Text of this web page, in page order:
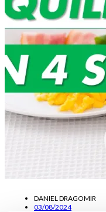
DANIEL DRAGOMIR
03/08/2024